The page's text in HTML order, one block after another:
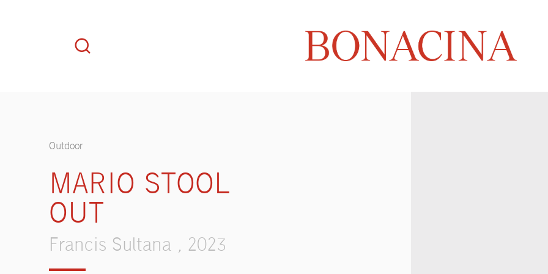
Outdoor
MARIO STOOL
OUT
Francis Sultana , 2023